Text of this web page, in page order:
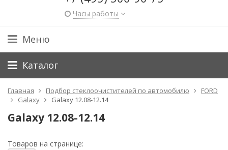
Часы работы
Меню
Каталог
Главная Подбор стеклоочистителей по автомобилю
FORD
Galaxy
Galaxy 12.08-12.14
Galaxy 12.08-12.14
Товаров на странице: